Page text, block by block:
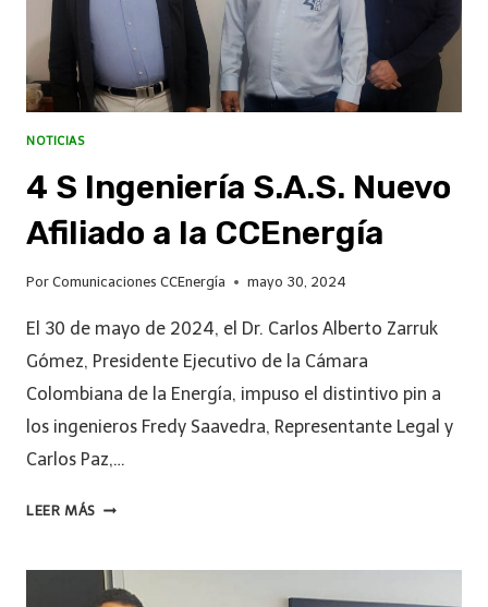
NOTICIAS
4 S Ingeniería S.A.S. Nuevo
Afiliado a la CCEnergía
Por Comunicaciones CCEnergía mayo 30, 2024
El 30 de mayo de 2024, el Dr. Carlos Alberto Zarruk
Gómez, Presidente Ejecutivo de la Cámara
Colombiana de la Energía, impuso el distintivo pin a
los ingenieros Fredy Saavedra, Representante Legal y
Carlos Paz,…
LEER MÁS